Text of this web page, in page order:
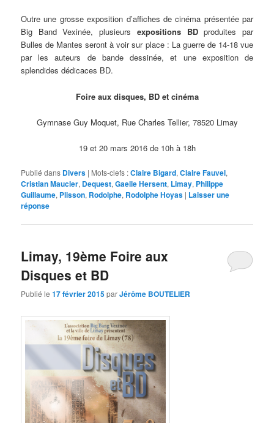
Outre une grosse exposition d’affiches de cinéma présentée par
Big Band Vexinée, plusieurs expositions BDproduites par
Bulles de Mantes seront à voir sur place : La guerre de 14-18 vue
par les auteurs de bande dessinée, et une exposition de
splendides dédicaces BD.
Foire aux disques, BD et cinéma
Gymnase Guy Moquet, Rue Charles Tellier, 78520 Limay
19 et 20 mars 2016 de 10h à 18h
Publié dans Divers | Mots-clefs :Claire Bigard,Claire Fauvel,
Cristian Maucler, Dequest,Gaelle Hersent, Limay, Philippe
Guillaume, Plisson, Rodolphe, Rodolphe Hoyas | Laisser une
réponse
Limay, 19ème Foire aux
Disques et BD
Publié le17 février 2015parJérôme BOUTELIER